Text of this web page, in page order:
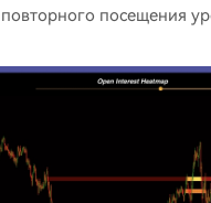
повторного посещения